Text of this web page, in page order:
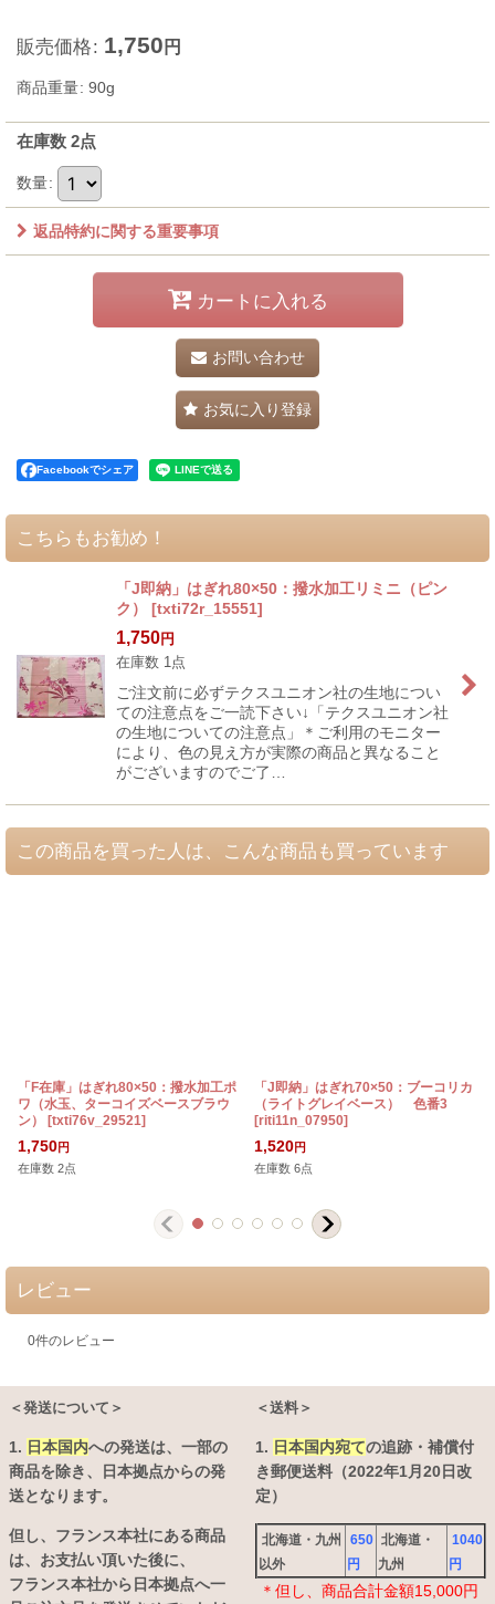
販売価格: 1,750 円
商品重量: 90g
在庫数 2点
数量:
返品特約に関する重要事項
カートに入れる
お問い合わせ
お気に入り登録
Facebookでシェア
こちらもお勧め！
「J即納」はぎれ80×50：撥水加工リミニ（ピン
ク）
[txti72r_15551]
1,750円
在庫数 1点
ご注文前に必ずテクスユニオン社の生地につい
ての注意点をご一読下さい↓「テクスユニオン社
の生地についての注意点」＊ご利用のモニター
により、色の見え方が実際の商品と異なること
がございますのでご了…
この商品を買った人は、こんな商品も買っています
「F在庫」はぎれ80×50：撥水加工ポ
ワ（水玉、ターコイズベースブラウ
ン）
[txti76v_29521]
1,750円
在庫数 2点
「J即納」はぎれ70×50：ブーコリカ
（ライトグレイベース） 色番3
[riti11n_07950]
1,520円
在庫数 6点
レビュー
0件のレビュー
＜発送について＞
1. 日本国内への発送は、 一部の
商品を除き、日本拠点からの発
送となります。
但し、フランス本社にある商品
は、お支払い頂いた後に、
フランス本社から日本拠点へ一
＜送料＞
1. 日本国内宛ての追跡・補償付
き郵便送料（2022年1月20日改
定）
北海道・九州
以外
650
円
北海道・
九州
1040
円
＊但し、商品合計金額15,000円